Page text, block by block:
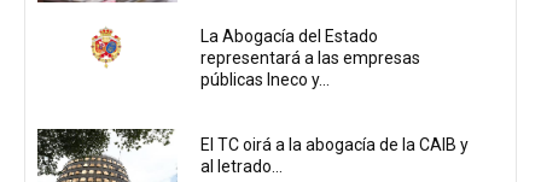
La Abogacía del Estado
representará a las empresas
públicas Ineco y...
El TC oirá a la abogacía de la CAIB y
al letrado...